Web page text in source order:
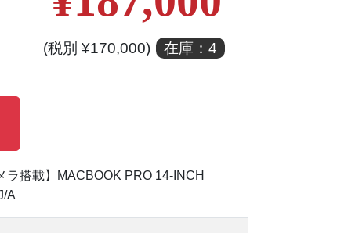
(税別 ¥170,000) 在庫：4
ラ搭載】MACBOOK PRO 14-INCH
A